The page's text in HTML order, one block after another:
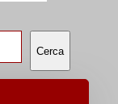
Cerca